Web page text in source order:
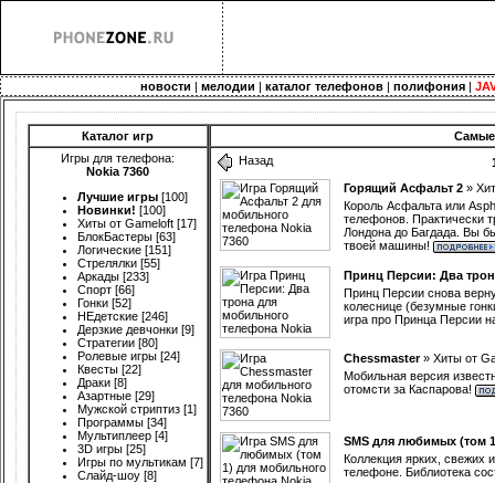
новости |мелодии |каталог телефонов |полифония |
Каталог игр
Игры для телефона:
Nokia 7360
Лучшие игры [100]
Новинки! [100]
Хиты от Gameloft [17]
БлокБастеры [63]
Логические [151]
Стрелялки [55]
Аркады [233]
Спорт [66]
Гонки [52]
НЕдетские [246]
Дерзкие девчонки [9]
Стратегии [80]
Ролевые игры [24]
Квесты [22]
Драки [8]
Азартные [29]
Мужской стриптиз [1]
Программы [34]
Мультиплеер [4]
3D игры [25]
Игры по мультикам [7]
Слайд-шоу [8]
Самые
Назад
Горящий Асфальт 2 »
Король Асфальта или
телефонов. Практически
Лондона до Багдада. Вы
твоей машины!
Принц Персии: Два
Принц Персии снова
колеснице (безумные
игра про Принца Персии
Chessmaster» Хиты от
Мобильная версия
отомсти за Каспарова!
SMS для любимых (том
Коллекция ярких, свежих
телефоне. Библиотека